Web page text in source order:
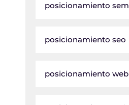
posicionamiento sem
posicionamiento seo
posicionamiento web